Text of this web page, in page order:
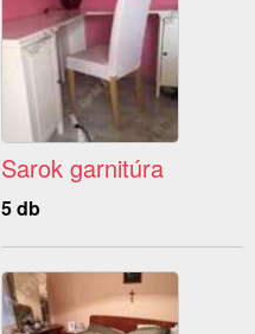
Sarok garnitúra
5 db